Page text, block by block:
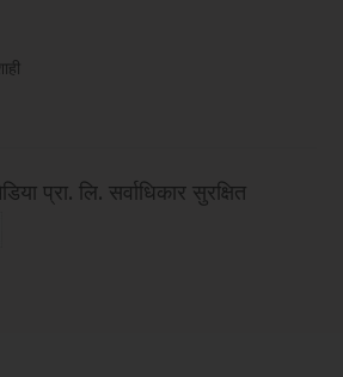
प्रा. लि. सर्वाधिकार सुरक्षित